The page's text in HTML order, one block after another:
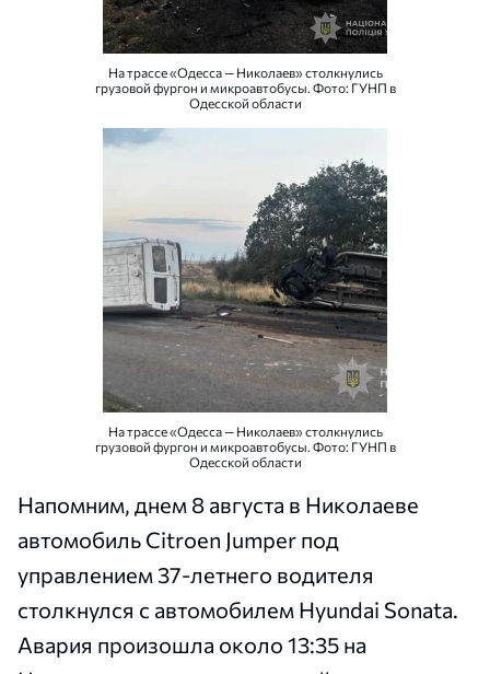
На трассе «Одесса — Николаев» столкнулись
грузовой фургон и микроавтобусы. Фото: ГУНП в
Одесской области
На трассе «Одесса — Николаев» столкнулись
грузовой фургон и микроавтобусы. Фото: ГУНП в
Одесской области
Напомним, днем 8 августа в Николаеве
автомобиль Citroen Jumper под
управлением 37-летнего водителя
столкнулся с автомобилем Hyundai Sonata.
Авария произошла около 13:35 на